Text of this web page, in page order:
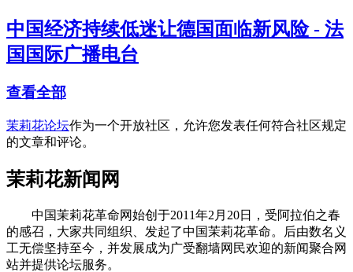
中国经济持续低迷让德国面临新风险 - 法
国国际广播电台
查看全部
茉莉花论坛作为一个开放社区，允许您发表任何符合社区规定
的文章和评论。
茉莉花新闻网
中国茉莉花革命网始创于2011年2月20日，受阿拉伯之春
的感召，大家共同组织、发起了中国茉莉花革命。后由数名义
工无偿坚持至今，并发展成为广受翻墙网民欢迎的新闻聚合网
站并提供论坛服务。